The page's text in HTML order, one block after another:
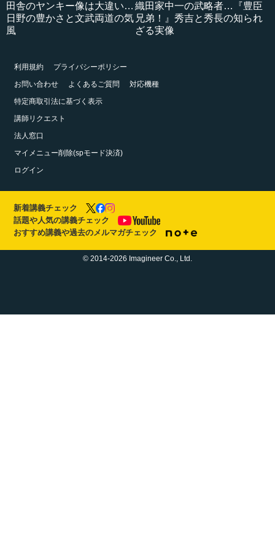
田舎のヤンキー像は大違い…
日野の豊かさと文武両道の気
風
織田家中一の武略者…『豊臣
兄弟！』秀吉と秀長の知られ
ざる実像
利用規約
プライバシーポリシー
お問い合わせ
よくあるご質問
対応機種
特定商取引法に基づく表示
講師リクエスト
法人窓口
マイメニュー削除(spモード決済)
ログイン
新着講義チェック
話題や人気の講義チェック
おすすめ講義や過去のメルマガチェック
© 2014-2026 Imagineer Co., Ltd.